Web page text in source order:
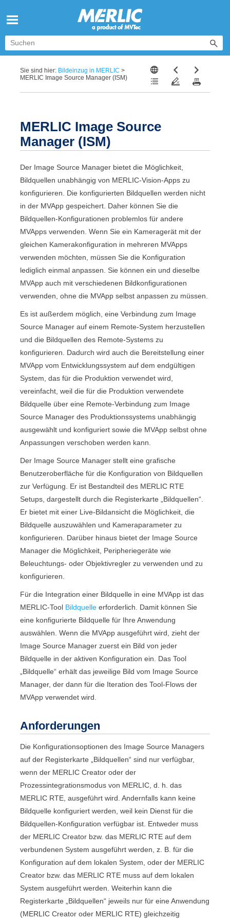
Sie sind hier: Bildeinzug in MERLIC >
MERLIC Image Source Manager (ISM)
MERLIC Image Source
Manager (ISM)
Der Image Source Manager bietet die Möglichkeit,
Bildquellen unabhängig von MERLIC-Vision-Apps zu
konfigurieren. Die konfigurierten Bildquellen werden nicht
in der MVApp gespeichert. Daher können Sie die
Bildquellen-Konfigurationen problemlos für andere
MVApps verwenden. Wenn Sie ein Kameragerät mit der
gleichen Kamerakonfiguration in mehreren MVApps
verwenden möchten, müssen Sie die Konfiguration
lediglich einmal anpassen. Sie können ein und dieselbe
MVApp auch mit verschiedenen Bildkonfigurationen
verwenden, ohne die MVApp selbst anpassen zu müssen.
Es ist außerdem möglich, eine Verbindung zum Image
Source Manager auf einem Remote-System herzustellen
und die Bildquellen des Remote-Systems zu
konfigurieren. Dadurch wird auch die Bereitstellung einer
MVApp vom Entwicklungssystem auf dem endgültigen
System, das für die Produktion verwendet wird,
vereinfacht, weil die für die Produktion verwendete
Bildquelle über eine Remote-Verbindung zum Image
Source Manager des Produktionssystems unabhängig
ausgewählt und konfiguriert sowie die MVApp selbst ohne
Anpassungen verschoben werden kann.
Der Image Source Manager stellt eine grafische
Benutzeroberfläche für die Konfiguration von Bildquellen
zur Verfügung. Er ist Bestandteil des MERLIC RTE
Setups, dargestellt durch die Registerkarte „ Bildquellen“.
Er bietet mit einer Live-Bildansicht die Möglichkeit, die
Bildquelle auszuwählen und Kameraparameter zu
konfigurieren. Darüber hinaus bietet der Image Source
Manager die Möglichkeit, Peripheriegeräte wie
Beleuchtungs- oder Objektivregler zu verwenden und zu
konfigurieren.
Für die Integration einer Bildquelle in eine MVApp ist das
MERLIC-Tool Bildquelle erforderlich. Damit können Sie
eine konfigurierte Bildquelle für Ihre Anwendung
auswählen. Wenn die MVApp ausgeführt wird, zieht der
Image Source Manager zuerst ein Bild von jeder
Bildquelle in der aktiven Konfiguration ein. Das Tool
Bildquelle“ erhält das jeweilige Bild vom Image Source
Manager, der dann für die Iteration desTool-Flows der
MVApp verwendet wird.
Anforderungen
Die Konfigurationsoptionen des Image Source Managers
auf der Registerkarte „ Bildquellen“ sind nur verfügbar,
wenn der MERLIC Creator oder der
Prozessintegrationsmodus von MERLIC , d. h. das
MERLIC RTE , ausgeführt wird. Andernfalls kann keine
Bildquelle konfiguriert werden, weil kein Dienst für die
Bildquellen-Konfiguration verfügbar ist. Entweder muss
der MERLIC Creator bzw. das MERLIC RTE auf dem
verbundenen System ausgeführt werden, z. B. für die
Konfiguration auf dem lokalen System, oder der MERLIC
Creator bzw. das MERLIC RTE muss auf dem lokalen
System ausgeführt werden. Weiterhin kann die
Registerkarte „ Bildquellen“ jeweils nur für eine Anwendung
(MERLIC Creator oder MERLIC RTE) gleichzeitig